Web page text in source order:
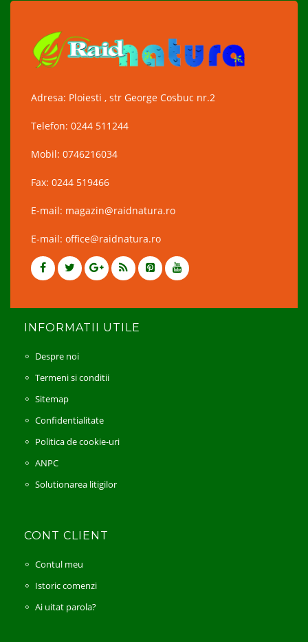
Adresa: Ploiesti , str George Cosbuc nr.2
Telefon: 0244 511244
Mobil: 0746216034
Fax: 0244 519466
E-mail: magazin@raidnatura.ro
E-mail: office@raidnatura.ro
INFORMATII UTILE
Despre noi
Termeni si conditii
Sitemap
Confidentialitate
Politica de cookie-uri
ANPC
Solutionarea litigilor
CONT CLIENT
Contul meu
Istoric comenzi
Ai uitat parola?